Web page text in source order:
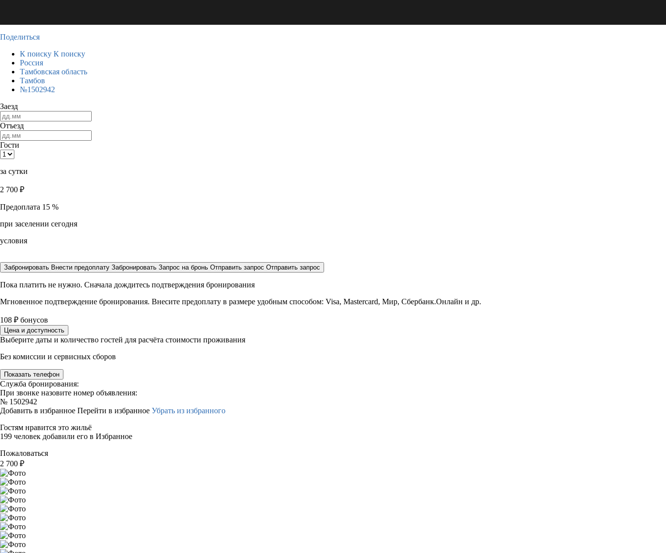
Поделиться
К поиску К поиску
Россия
Тамбовская область
Тамбов
№1502942
Заезд
Отъезд
Гости
за сутки
2 700 ₽
Предоплата 15 %
при заселении сегодня
условия
Забронировать Внести предоплату Забронировать Запрос на бронь Отправить запрос Отправить запрос
Пока платить не нужно. Сначала дождитесь подтверждения бронирования
Мгновенное подтверждение бронирования. Внесите предоплату в размере удобным способом: Visa, Mastercard, Мир, Сбербанк.Онлайн и др.
108 ₽ бонусов
Цена и доступность
Выберите даты и количество гостей для расчёта стоимости проживания
Без комиссии и сервисных сборов
Показать телефон
Служба бронирования:
При звонке назовите номер объявления:
№ 1502942
Добавить в избранное Перейти в избранное Убрать из избранного
Гостям нравится это жильё
199 человек добавили его в Избранное
Пожаловаться
2 700 ₽